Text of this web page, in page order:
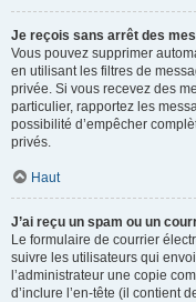
Je reçois sans arrêt des
Vous pouvez supprimer
en utilisant les filtres de
privée. Si vous recevez des
particulier, rapportez les
possibilité d’empêcher
privés.
Haut
J’ai reçu un spam ou un
Le formulaire de courrier
suivre les utilisateurs qui
l’administrateur une copie
d’inclure l’en-tête (il contient